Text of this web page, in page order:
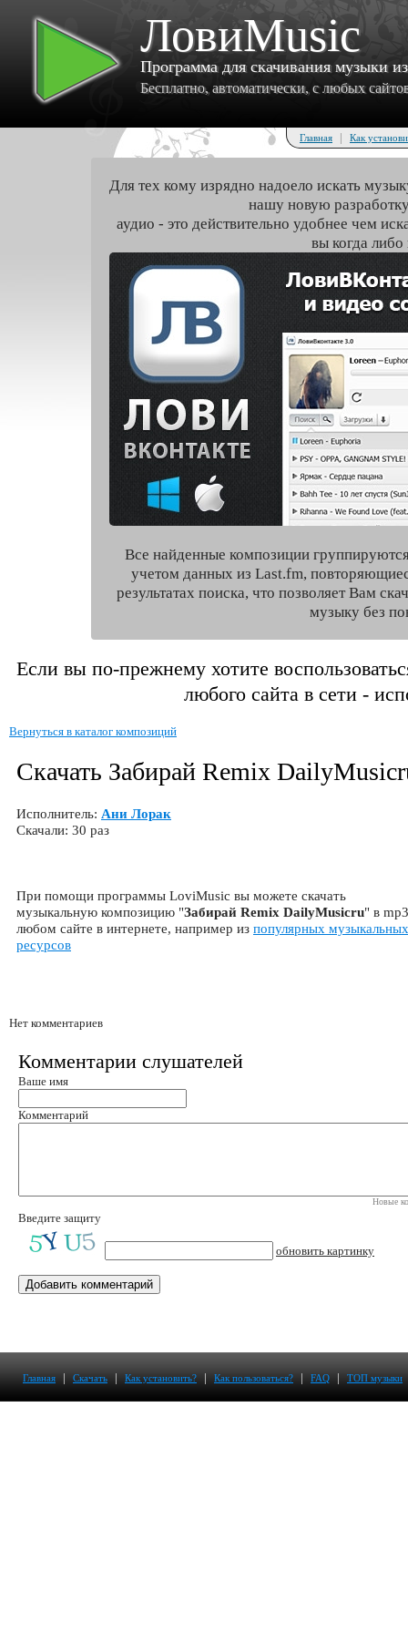
ЛовиMusic
Программа для скачивания музыки
Бесплатно, автоматически, с любых
Главная | Как
Для тех кому изрядно надоело искать
нашу новую
аудио - это действительно удобнее чем
вы когда либо
Все найденные композиции
учетом данных из Last.fm,
результатах поиска, что позволяет Вам
музыку без
Если вы по-прежнему хотите
любого сайта в сети -
Вернуться в каталог композиций
Скачать Забирай Remix
Исполнитель: Ани Лорак
Скачали: 30 раз
При помощи программы LoviMusic вы можете скачать
музыкальную композицию "Забирай Remix DailyMusicru" в
любом сайте в интернете, например из популярных музыкальных
ресурсов
Нет комментариев
Комментарии слушателей
Ваше имя
Комментарий
Новые
Введите защиту
обновить картинку
Главная | Скачать | Как установить? | Как пользоваться? | FAQ | ТОП музыки